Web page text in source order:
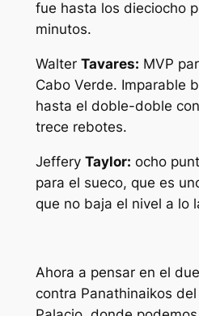
fue hasta los dieciocho
minutos.
Walter Tavares: MVP
Cabo Verde. Imparable
hasta el doble-doble
trece rebotes.
Jeffery Taylor: ocho
para el sueco, que es
que no baja el nivel a lo
Ahora a pensar en el
contra Panathinaikos